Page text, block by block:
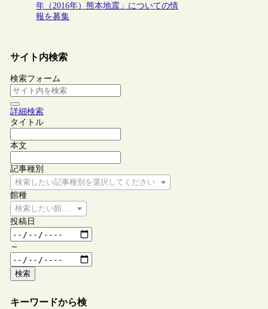
年（2016年）熊本地震」についての情
報を募集
サイト内検索
検索フォーム
詳細検索
タイトル
本文
記事種別
検索したい記事種別を選択してください
館種
検索したい館種を選択してください
投稿日
～
検索
キーワードから検